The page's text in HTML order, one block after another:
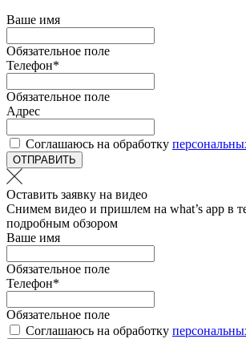
Ваше имя
Обязательное поле
Телефон*
Обязательное поле
Адрес
Соглашаюсь на обработку
ОТПРАВИТЬ
Оставить заявку на видео
Снимем видео и пришлем на what’s app в
подробным обзором
Ваше имя
Обязательное поле
Телефон*
Обязательное поле
Соглашаюсь на обработку